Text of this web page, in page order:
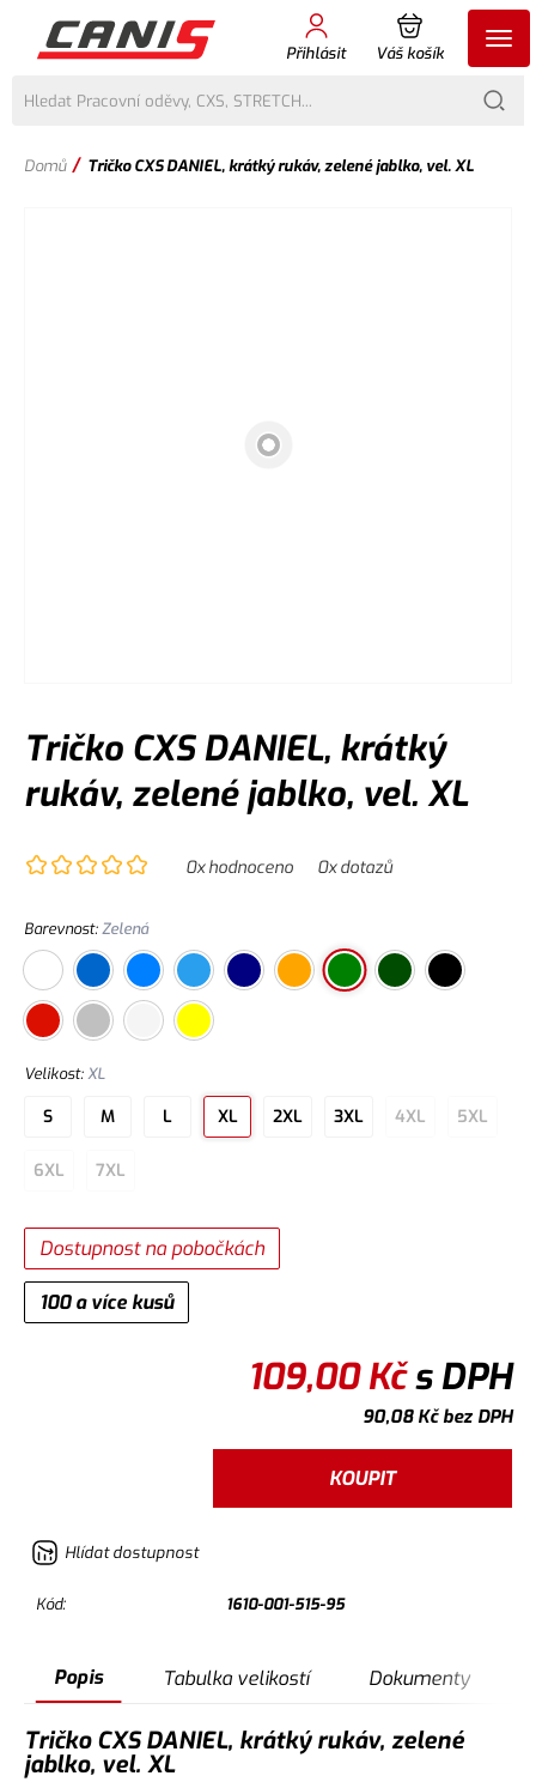
Přihlásit Váš košík
Domů / Tričko CXS DANIEL, krátký rukáv, zelené jablko, vel. XL
Tričko CXS DANIEL, krátký
rukáv, zelené jablko, vel. XL
0x hodnoceno 0x dotazů
Barevnost:Zelená
Velikost:XL
S M L XL 2XL 3XL 4XL 5XL
6XL 7XL
100 a více kusů
Dostupnost na pobočkách
109,00Kčs DPH
90,08Kčbez DPH
KOUPIT
Hlídat dostupnost
Kód: 1610-001-515-95
Popis Tabulka velikostí Dokumenty
Tričko CXS DANIEL, krátký rukáv, zelené
jablko, vel. XL